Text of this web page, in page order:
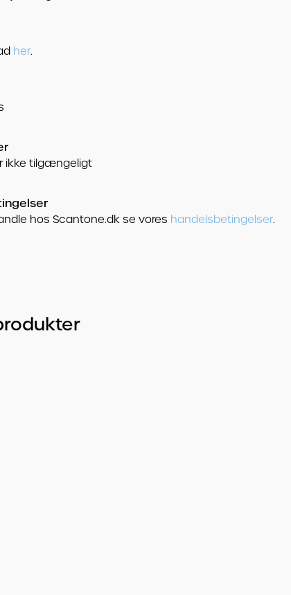
her.
ikke tilgængeligt
hos Scantone.dk se vores handelsbetingelser.